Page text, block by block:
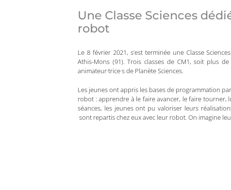
Une Classe Sciences
robot
Le 8 février 2021, s’est terminée une Classe
Athis-Mons (91). Trois classes de CM1, soit plus
animateur·trice·s de Planète Sciences.
Les jeunes ont appris les bases de programmation
robot : apprendre à le faire avancer, le faire
séances, les jeunes ont pu valoriser leurs
sont repartis chez eux avec leur robot. On imagine